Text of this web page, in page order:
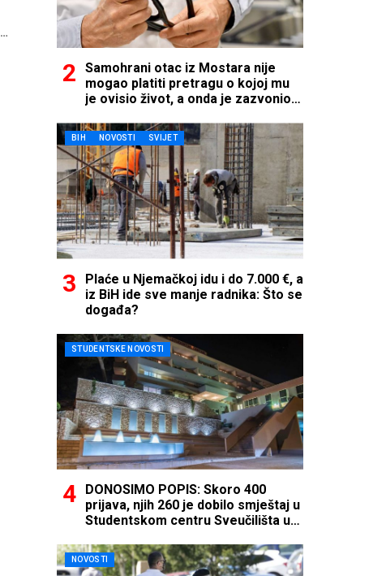
Samohrani otac iz Mostara nije
mogao platiti pretragu o kojoj mu
je ovisio život, a onda je zazvonio
BIH NOVOSTI SVIJET
Plaće u Njemačkoj idu i do 7.000 €, a
iz BiH ide sve manje radnika: Što se
događa?
STUDENTSKE NOVOSTI
DONOSIMO POPIS: Skoro 400
prijava, njih 260 je dobilo smještaj u
Studentskom centru Sveučilišta u
NOVOSTI